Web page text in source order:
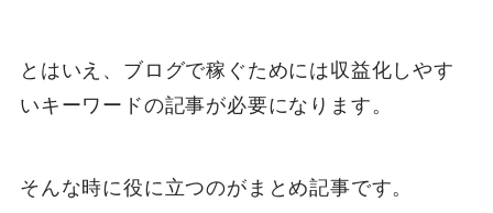
とはいえ、ブログで稼ぐためには収益化しやす
いキーワードの記事が必要になります。
そんな時に役に立つのがまとめ記事です。